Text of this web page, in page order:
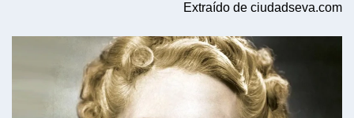
Extraído de ciudadseva.com